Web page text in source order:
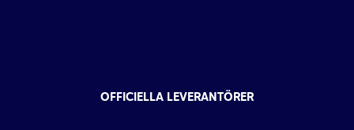
OFFICIELLA LEVERANTÖRER